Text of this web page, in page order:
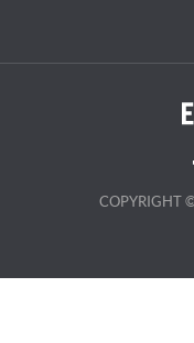
COPYRIGHT